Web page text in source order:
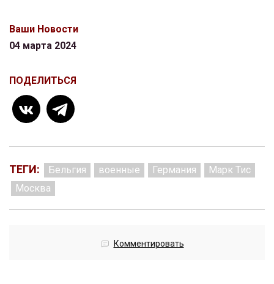
Ваши Новости
04 марта 2024
ПОДЕЛИТЬСЯ
ТЕГИ: Бельгия военные Германия
Марк Тис
Москва
Комментировать